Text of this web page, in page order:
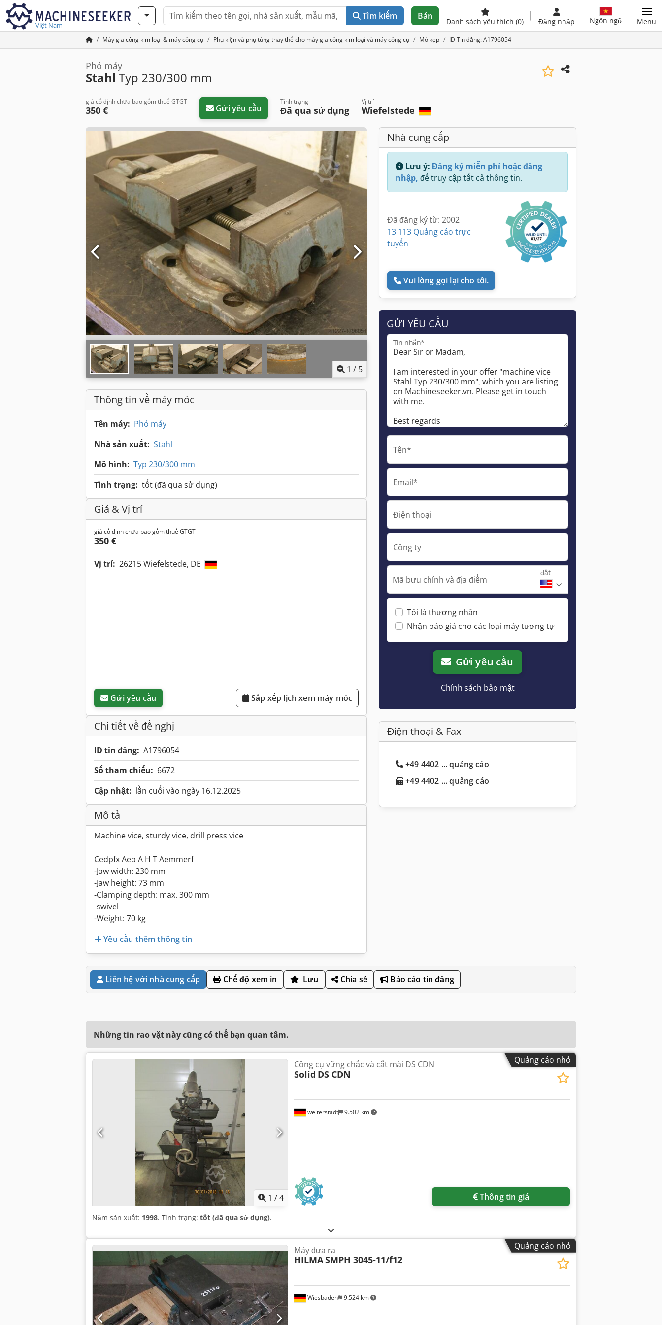
Việt Nam
Tìm kiếm Bán
Danh sách yêu thích (0) Đăng nhập Ngôn ngữ Menu
Máy gia công kim loại & máy công cụ Phụ kiện và phụ tùng thay thế cho máy gia công kim loại và máy công cụ Mỏ kẹp ID Tin đăng: A1796054
Phó máy
Stahl Typ 230/300 mm
giá cố định chưa bao gồm thuế GTGT
350 € Gửi yêu cầu
Tình trạng
Đã qua sử dụng
Vị trí
Wiefelstede
1 / 5
Thông tin về máy móc
Tên máy: Phó máy
Nhà sản xuất: Stahl
Mô hình: Typ 230/300 mm
Tình trạng: tốt (đã qua sử dụng)
Giá & Vị trí
giá cố định chưa bao gồm thuế GTGT
350 €
Vị trí: 26215 Wiefelstede, DE
Gửi yêu cầu Sắp xếp lịch xem máy móc
Chi tiết về đề nghị
ID tin đăng: A1796054
Số tham chiếu: 6672
Cập nhật: lần cuối vào ngày 16.12.2025
Mô tả
Machine vice, sturdy vice, drill press vice
Cedpfx Aeb A H T Aemmerf
-Jaw width: 230 mm
-Jaw height: 73 mm
-Clamping depth: max. 300 mm
-swivel
-Weight: 70 kg
Yêu cầu thêm thông tin
Nhà cung cấp
Lưu ý: Đăng ký miễn phí hoặc đăng
nhập, để truy cập tất cả thông tin.
Đã đăng ký từ: 2002
13.113 Quảng cáo trực
tuyến
Vui lòng gọi lại cho tôi.
GỬI YÊU CẦU
Tin nhắn*
Tên*
Email*
Điện thoại
Công ty
Mã bưu chính và địa điểm
đất
Tôi là thương nhân
Nhận báo giá cho các loại máy tương tự
Gửi yêu cầu
Chính sách bảo mật
Điện thoại & Fax
+49 4402 ... quảng cáo
+49 4402 ... quảng cáo
Liên hệ với nhà cung cấp Chế độ xem in Lưu Chia sẻ Báo cáo tin đăng
Những tin rao vặt này cũng có thể bạn quan tâm.
Quảng cáo nhỏ
1 /4
weiterstadt 9.502 km
Công cụ vững chắc và cắt mài DS CDN
Solid DS CDN
Thông tin giá
Năm sản xuất: 1998, Tình trạng: tốt (đã qua sử dụng),
Quảng cáo nhỏ
Wiesbaden 9.524 km
Máy đưa ra
HILMASMPH 3045-11/f12